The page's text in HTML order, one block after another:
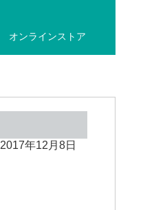
オンラインストア
2017年12月8日